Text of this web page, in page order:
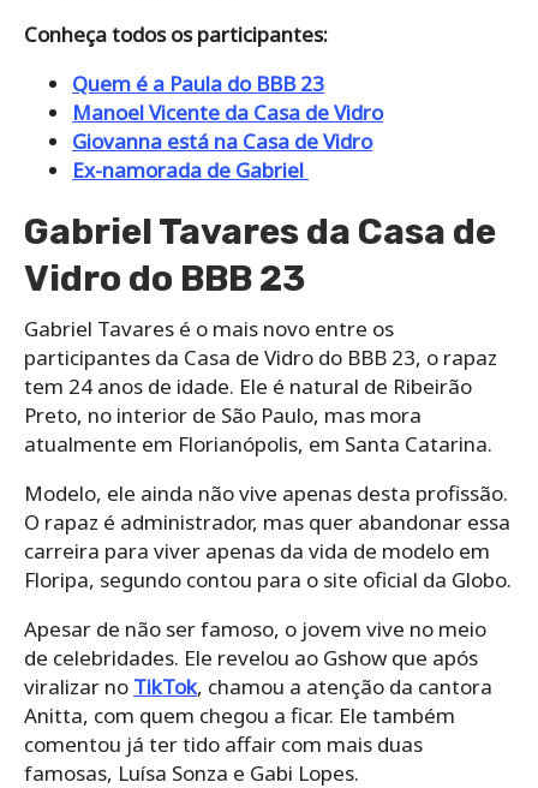
Conheça todos os participantes:
Quem é a Paula do BBB 23
Manoel Vicente da Casa de Vidro
Giovanna está na Casa de Vidro
Ex-namorada de Gabriel
Gabriel Tavares da Casa de
Vidro do BBB 23
Gabriel Tavares é o mais novo entre os
participantes da Casa de Vidro do BBB 23, o rapaz
tem 24 anos de idade. Ele é natural de Ribeirão
Preto, no interior de São Paulo, mas mora
atualmente em Florianópolis, em Santa Catarina.
Modelo, ele ainda não vive apenas desta profissão.
O rapaz é administrador, mas quer abandonar essa
carreira para viver apenas da vida de modelo em
Floripa, segundo contou para o site oficial da Globo.
Apesar de não ser famoso, o jovem vive no meio
de celebridades. Ele revelou ao Gshow que após
viralizar no TikTok, chamou a atenção da cantora
Anitta, com quem chegou a ficar. Ele também
comentou já ter tido affair com mais duas
famosas, Luísa Sonza e Gabi Lopes.